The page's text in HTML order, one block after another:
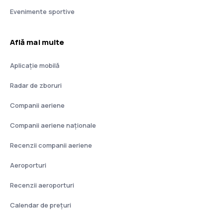
Evenimente sportive
Află mai multe
Aplicație mobilă
Radar de zboruri
Companii aeriene
Companii aeriene naţionale
Recenzii companii aeriene
Aeroporturi
Recenzii aeroporturi
Calendar de prețuri